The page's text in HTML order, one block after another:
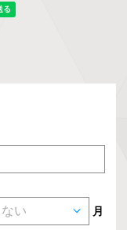
月